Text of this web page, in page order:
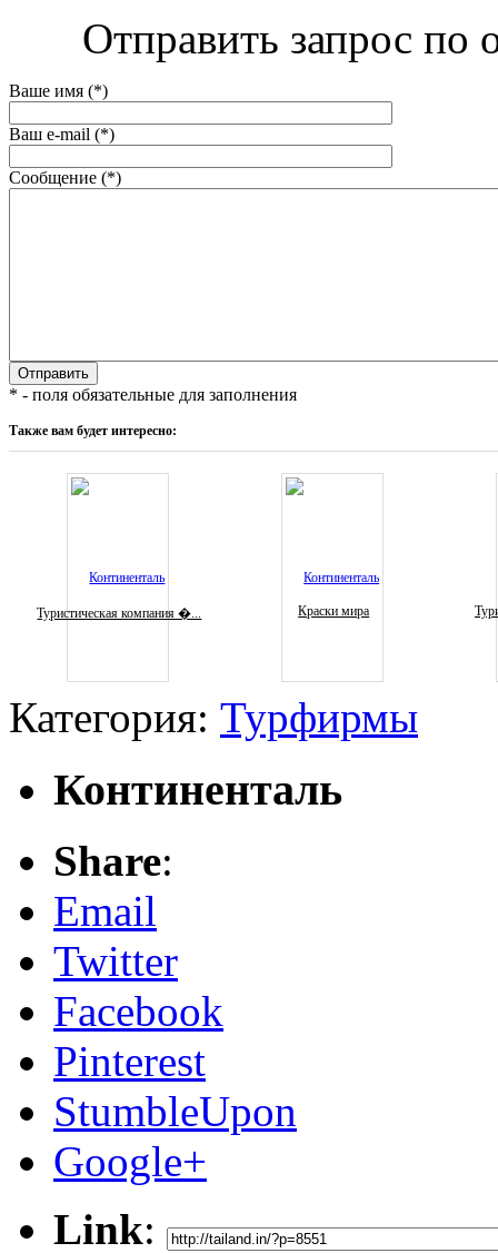
Отправить запрос по
Ваше имя (*)
Ваш e-mail (*)
Сообщение (*)
* - поля обязательные для заполнения
Также вам будет интересно:
Туристическая компания �... Краски мира
Категория: Турфирмы
Континенталь
Share:
Email
Twitter
Facebook
Pinterest
StumbleUpon
Google+
Link: